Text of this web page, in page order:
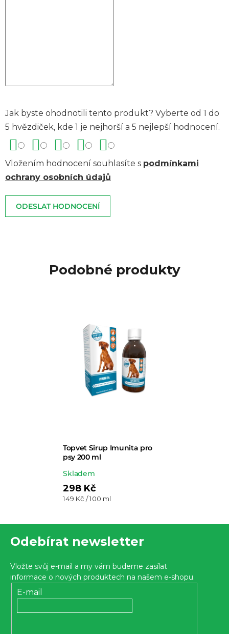
Jak byste ohodnotili tento produkt? Vyberte od 1 do
5 hvězdiček, kde 1 je nejhorší a 5 nejlepší hodnocení.
Vložením hodnocení souhlasíte s podmínkami
ochrany osobních údajů
ODESLAT HODNOCENÍ
Podobné produkty
Topvet Sirup Imunita pro
psy 200 ml
Průměrné
hodnocení
produktu
z 5
Skladem
298 Kč
Měrná
149 Kč / 100 ml
Odebírat newsletter
Vložte svůj e-mail a my vám budeme zasílat
informace o nových produktech na našem e-shopu.
E-mail